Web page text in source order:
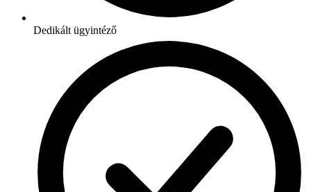
Dedikált ügyintéző